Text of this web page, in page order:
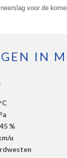
voor de
IN
45 %
u